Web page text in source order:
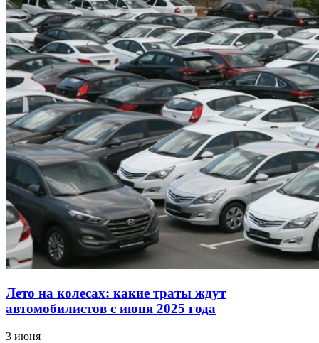
Лето на колесах: какие траты ждут
автомобилистов с июня 2025 года
3 июня